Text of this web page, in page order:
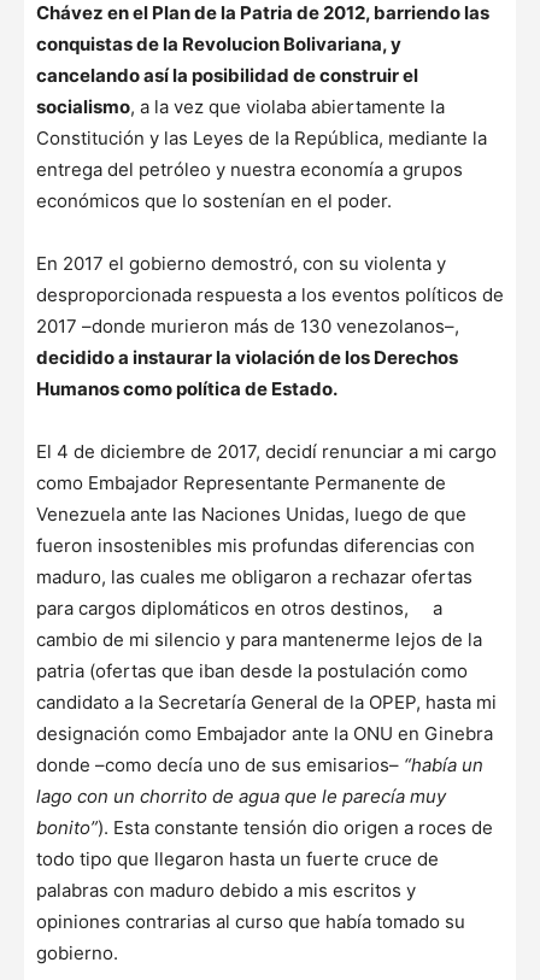
Chávez en el Plan de la Patria de 2012, barriendo las
conquistas de la Revolucion Bolivariana, y
cancelando así la posibilidad de construir el
socialismo, a la vez que violaba abiertamente la
Constitución y las Leyes de la República, mediante la
entrega del petróleo y nuestra economía a grupos
económicos que lo sostenían en el poder.
En 2017 el gobierno demostró, con su violenta y
desproporcionada respuesta a los eventos políticos de
2017 –donde murieron más de 130 venezolanos–,
decidido a instaurar la violación de los Derechos
Humanos como política de Estado.
El 4 de diciembre de 2017, decidí renunciar a mi cargo
como Embajador Representante Permanente de
Venezuela ante las Naciones Unidas, luego de que
fueron insostenibles mis profundas diferencias con
maduro, las cuales me obligaron a rechazar ofertas
para cargos diplomáticos en otros destinos, a
cambio de mi silencio y para mantenerme lejos de la
patria (ofertas que iban desde la postulación como
candidato a la Secretaría General de la OPEP, hasta mi
designación como Embajador ante la ONU en Ginebra
donde –como decía uno de sus emisarios– “había un
lago con un chorrito de agua que le parecía muy
bonito”). Esta constante tensión dio origen a roces de
todo tipo que llegaron hasta un fuerte cruce de
palabras con maduro debido a mis escritos y
opiniones contrarias al curso que había tomado su
gobierno.